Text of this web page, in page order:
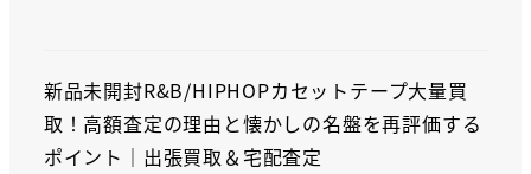
新品未開封R&B/HIPHOPカセットテープ大量買
取！高額査定の理由と懐かしの名盤を再評価する
ポイント｜出張買取＆宅配査定